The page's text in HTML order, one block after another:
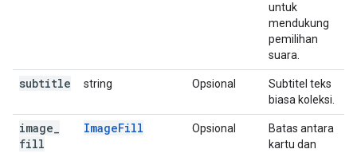
untuk
mendukung
pemilihan
suara.
subtitle string Opsional
Subtitel teks
biasa koleksi.
image
fill
ImageFill Opsional
Batas antara
kartu dan